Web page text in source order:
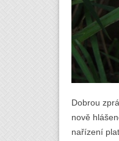
Dobrou
nově
nařízení